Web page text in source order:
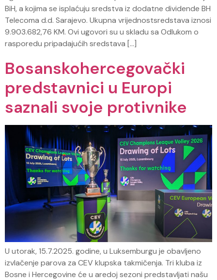
BiH, a kojima se isplaćuju sredstva iz dodatne dividende BH
Telecoma d.d. Sarajevo. Ukupna vrijednostsredstava iznosi
9.903.682,76 KM. Ovi ugovori su u skladu sa Odlukom o
rasporedu pripadajućih sredstava […]
Bosanskohercegovački
predstavnici u Europi
saznali svoje protivnike
U utorak, 15.7.2025. godine, u Luksemburgu je obavljeno
izvlačenje parova za CEV klupska takmičenja. Tri kluba iz
Bosne i Hercegovine će u aredoj sezoni predstavljati našu